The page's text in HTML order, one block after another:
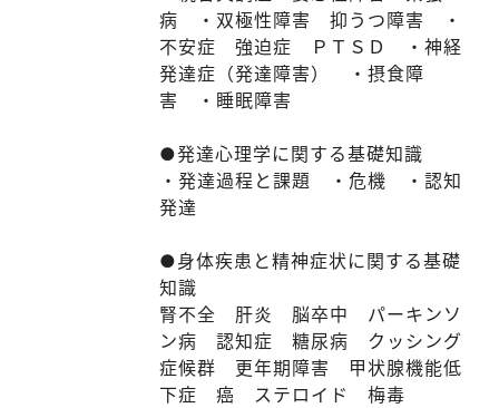
病 ・双極性障害 抑うつ障害 ・
不安症 強迫症 ＰＴＳＤ ・神経
発達症（発達障害） ・摂食障
害 ・睡眠障害
●発達心理学に関する基礎知識
・発達過程と課題 ・危機 ・認知
発達
●身体疾患と精神症状に関する基礎
知識
腎不全 肝炎 脳卒中 パーキンソ
ン病 認知症 糖尿病 クッシング
症候群 更年期障害 甲状腺機能低
下症 癌 ステロイド 梅毒